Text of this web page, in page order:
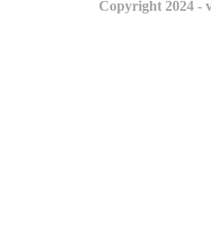
Copyright 2024 -